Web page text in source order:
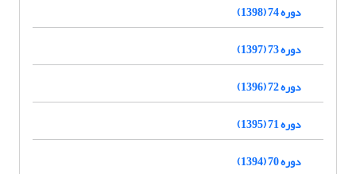
دوره 74 (1398)
دوره 73 (1397)
دوره 72 (1396)
دوره 71 (1395)
دوره 70 (1394)